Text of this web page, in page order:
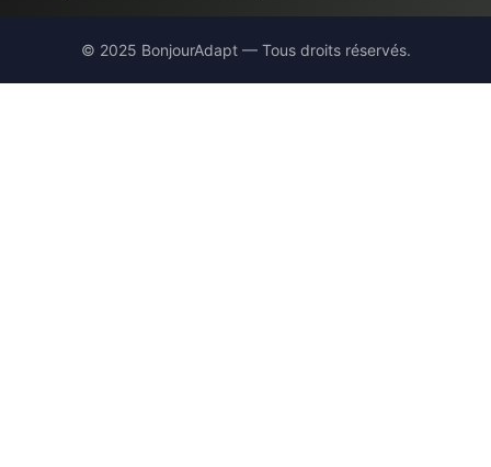
© 2025 BonjourAdapt — Tous droits réservés.